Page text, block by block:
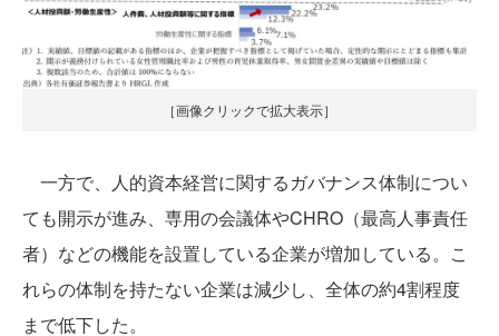
［画像クリックで拡大表示］
一方で、人的資本経営に関するガバナンス体制につい
ても開示が進み、専用の会議体やCHRO（最高人事責任
者）などの機能を設置している企業が増加している。こ
れらの体制を持たない企業は減少し、全体の約4割程度
まで低下した。